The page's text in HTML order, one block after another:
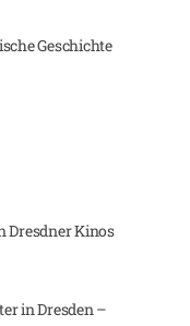
Geschichte
Dresdner Kinos
in Dresden –